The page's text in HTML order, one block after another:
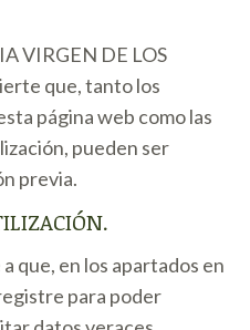
VIRGEN DE LOS
que, tanto los
página web como las
pueden ser
previa.
que, en los apartados en
para poder